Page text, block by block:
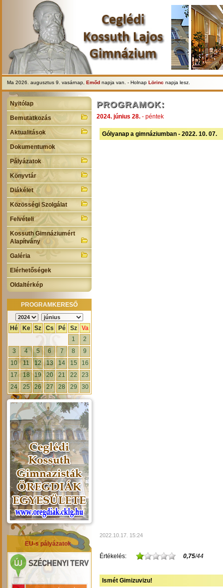
Ma 2026. augusztus 9. vasárnap, Emőd napja van. - Holnap Lörinc napja lesz.
Nyitólap
Bemutatkozás
Aktualitások
Dokumentumok
Pályázatok
Könyvtár
Diákélet
Közösségi Szolgálat
Felvételi
Kossuth Gimnáziumért
Alapítvány
Galéria
Elérhetőségek
Oldaltérkép
PROGRAMKERESŐ
Hé Ke Sz Cs Pé Sz
Va
1
2
3
4 5 6 7 8
9
10
11 12 13 14 15
16
17
18 19 20 21 22
23
24
25 26 27 28 29 30
EU-s pályázatok
PROGRAMOK:
2024. június 28. - péntek
Gólyanap a gimnáziumban - 2022. 10. 07.
2022.10.17. 15:24
Értékelés: 0,75/44
Ismét Gimizuvizu!